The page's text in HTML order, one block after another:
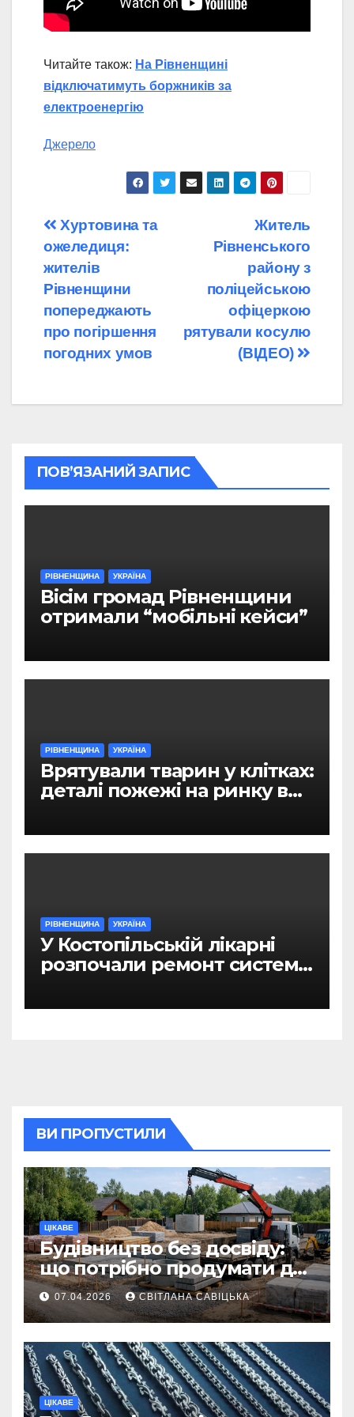
Читайте також: На Рівненщині
відключатимуть боржників за
електроенергію
Джерело
Навігація
записів
Житель
Рівненського
району з
поліцейською
офіцеркою
рятували косулю
(ВІДЕО)
Хуртовина та
ожеледиця:
жителів
Рівненщини
попереджають
про погіршення
погодних умов
ПОВ’ЯЗАНИЙ ЗАПИС
РІВНЕНЩИНА УКРАЇНА
Вісім громад Рівненщини
отримали “мобільні кейси”
РІВНЕНЩИНА УКРАЇНА
Врятували тварин у клітках:
деталі пожежі на ринку в
РІВНЕНЩИНА УКРАЇНА
У Костопільській лікарні
розпочали ремонт системи
ВИ ПРОПУСТИЛИ
ЦІКАВЕ
Будівництво без досвіду:
що потрібно продумати до
першої доставки на
ділянку
07.04.2026 СВІТЛАНА САВІЦЬКА
ЦІКАВЕ